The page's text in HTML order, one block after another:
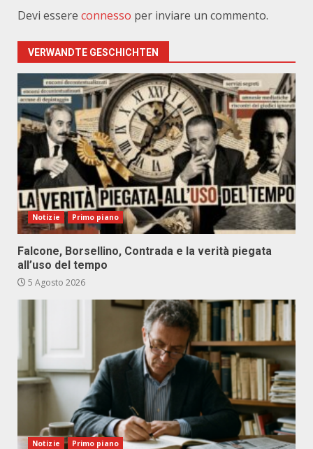
Devi essere connesso per inviare un commento.
VERWANDTE GESCHICHTEN
Notizie Primo piano
Falcone, Borsellino, Contrada e la verità piegata
all’uso del tempo
5 Agosto 2026
Notizie Primo piano